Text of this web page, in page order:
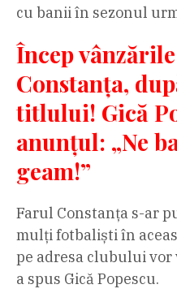
cu banii în sezonul
Încep
Constanța,
titlului! Gică
anunțul: „Ne
geam!”
Farul Constanța s-ar
mulți fotbaliști în
pe adresa clubului
a spus Gică Popescu.